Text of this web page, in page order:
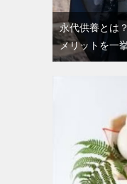
永代供養とは
メリットを一